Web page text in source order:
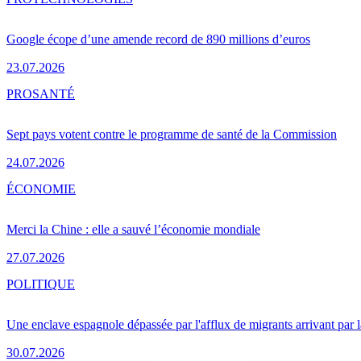
Google écope d’une amende record de 890 millions d’euros
23.07.2026
Sept pays votent contre le programme de santé de la Commission
24.07.2026
PROSANTÉ
Merci la Chine : elle a sauvé l’économie mondiale
27.07.2026
ÉCONOMIE
Une enclave espagnole dépassée par l'afflux de migrants arrivant par
30.07.2026
POLITIQUE